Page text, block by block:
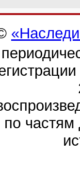
частям